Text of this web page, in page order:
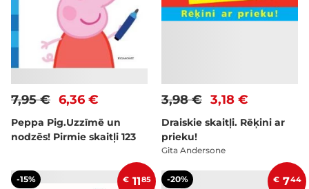
6,36 €
7,95 €
Peppa Pig.Uzzīmē un
nodzēs! Pirmie skaitļi 123
3,18 €
3,98 €
Draiskie skaitļi. Rēķini ar
prieku!
Gita Andersone
-15% € 1185 -20% € 744